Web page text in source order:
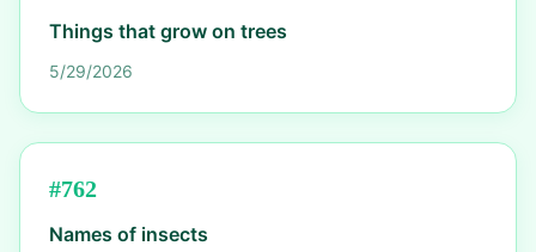
Things that grow on trees
5/29/2026
#762
Names of insects